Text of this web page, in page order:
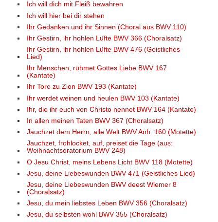
Ich will dich mit Fleiß bewahren
Ich will hier bei dir stehen
Ihr Gedanken und ihr Sinnen (Choral aus BWV 110)
Ihr Gestirn, ihr hohlen Lüfte BWV 366 (Choralsatz)
Ihr Gestirn, ihr hohlen Lüfte BWV 476 (Geistliches
Lied)
Ihr Menschen, rühmet Gottes Liebe BWV 167
(Kantate)
Ihr Tore zu Zion BWV 193 (Kantate)
Ihr werdet weinen und heulen BWV 103 (Kantate)
Ihr, die ihr euch von Christo nennet BWV 164 (Kantate)
In allen meinen Taten BWV 367 (Choralsatz)
Jauchzet dem Herrn, alle Welt BWV Anh. 160 (Motette)
Jauchzet, frohlocket, auf, preiset die Tage (aus:
Weihnachtsoratorium BWV 248)
O Jesu Christ, meins Lebens Licht BWV 118 (Motette)
Jesu, deine Liebeswunden BWV 471 (Geistliches Lied)
Jesu, deine Liebeswunden BWV deest Wiemer 8
(Choralsatz)
Jesu, du mein liebstes Leben BWV 356 (Choralsatz)
Jesu, du selbsten wohl BWV 355 (Choralsatz)